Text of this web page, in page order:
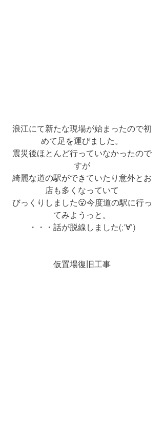
浪江にて新たな現場が始まったので初
めて足を運びました。
震災後ほとんど行っていなかったので
すが
綺麗な道の駅ができていたり意外とお
店も多くなっていて
びっくりしました😮今度道の駅に行っ
てみようっと。
・・・話が脱線しました(;'∀')
仮置場復旧工事